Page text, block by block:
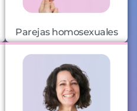
Parejas homosexuales